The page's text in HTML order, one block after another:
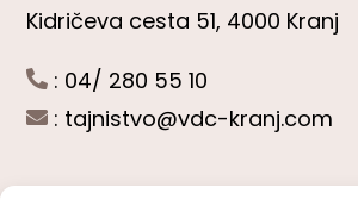
Kidričeva cesta 51, 4000 Kranj
: 04/ 280 55 10
: tajnistvo@vdc-kranj.com